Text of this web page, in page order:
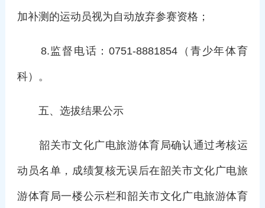
加补测的运动员视为自动放弃参赛资格；
8.监督电话：0751-8881854（青少年体育
科）。
五、选拔结果公示
韶关市文化广电旅游体育局确认通过考核运
动员名单，成绩复核无误后在韶关市文化广电旅
游体育局一楼公示栏和韶关市文化广电旅游体育